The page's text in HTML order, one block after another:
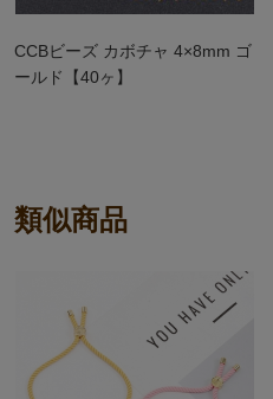
CCBビーズ カボチャ 4×8mm ゴ
ールド【40ヶ】
類似商品